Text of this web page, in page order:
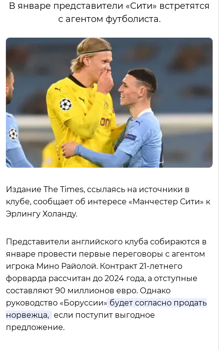
В январе представители «Сити» встретятся
с агентом футболиста.
Издание The Times, ссылаясь на источники в
клубе, сообщает об интересе «Манчестер Сити» к
Эрлингу Холанду.
Представители английского клуба собираются в
январе провести первые переговоры с агентом
игрока Мино Райолой. Контракт 21-летнего
форварда рассчитан до 2024 года, а отступные
составляют 90 миллионов евро. Однако
руководство «Боруссии» будет согласно продать
норвежца, если поступит выгодное
предложение.